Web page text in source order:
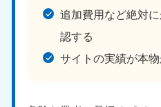
追加費用など絶対
認する
サイトの実績が本